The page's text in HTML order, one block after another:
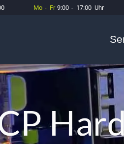
Mo - Fr 9:00 - 17:00 Uhr